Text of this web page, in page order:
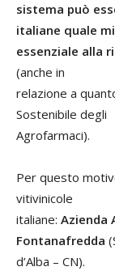
sistema può
italiane quale
essenziale alla
(anche in
relazione a
Sostenibile degli
Agrofarmaci).
Per questo
vitivinicole
italiane: Azienda
Fontanafredda
d’Alba – CN).